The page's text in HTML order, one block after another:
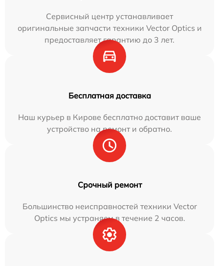
Сервисный центр устанавливает
оригинальные запчасти техники Vector Optics и
предоставляет гарантию до 3 лет.
Бесплатная доставка
Наш курьер в Кирове бесплатно доставит ваше
устройство на ремонт и обратно.
Срочный ремонт
Большинство неисправностей техники Vector
Optics мы устраняем в течение 2 часов.